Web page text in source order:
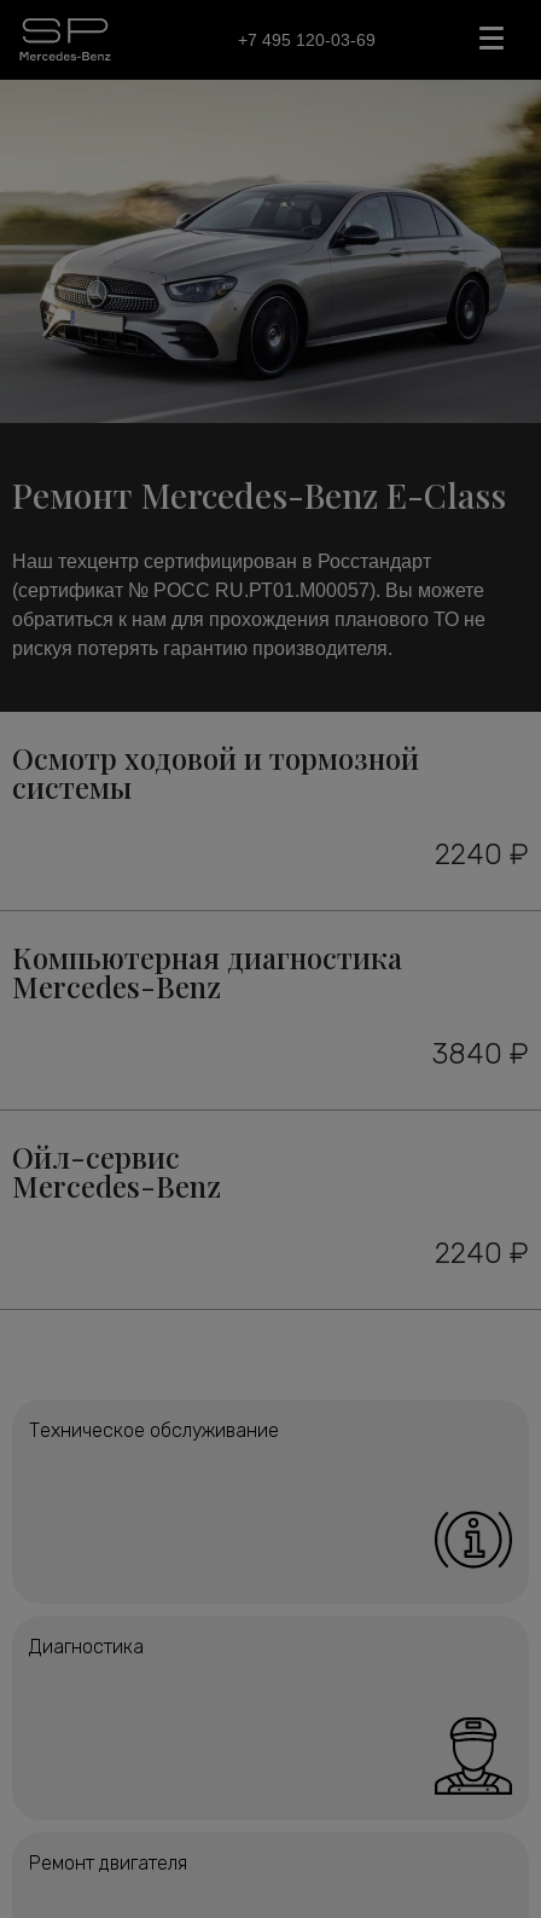
+7 495 120-03-69
Ремонт Mercedes-Benz E-Class
Наш техцентр сертифицирован в Росстандарт
(сертификат № РОСС RU.РТ01.М00057). Вы можете
обратиться к нам для прохождения планового ТО не
рискуя потерять гарантию производителя.
Осмотр ходовой и тормозной
системы
2240 ₽
Компьютерная диагностика
Mercedes-Benz
3840 ₽
Ойл-сервис
Mercedes-Benz
2240 ₽
Техническое обслуживание
Диагностика
Ремонт двигателя